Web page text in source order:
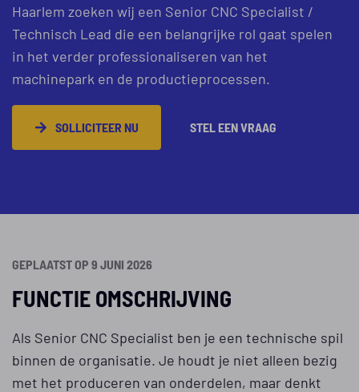
Haarlem zoeken wij een Senior CNC Specialist /
Technisch Lead die een belangrijke rol gaat spelen
in het verder professionaliseren van het
machinepark en de productieprocessen.
SOLLICITEER NU STEL EEN VRAAG
GEPLAATST OP 9 JUNI 2026
FUNCTIE OMSCHRIJVING
Als Senior CNC Specialist ben je een technische spil
binnen de organisatie. Je houdt je niet alleen bezig
met het produceren van onderdelen, maar denkt